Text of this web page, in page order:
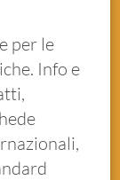
per le
Info e